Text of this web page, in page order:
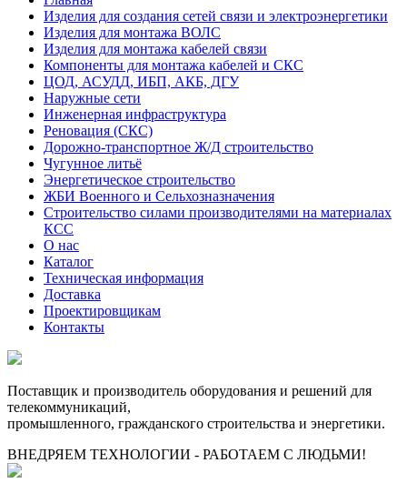
Изделия для создания сетей связи и электроэнергетики
Изделия для монтажа ВОЛС
Изделия для монтажа кабелей связи
Компоненты для монтажа кабелей и СКС
ЦОД, АСУДД, ИБП, АКБ, ДГУ
Наружные сети
Инженерная инфраструктура
Реновация (СКС)
Дорожно-транспортное Ж/Д строительство
Чугунное литьё
Энергетическое строительство
ЖБИ Военного и Сельхозназначения
Строительство силами производителями на материалах
КСС
О нас
Каталог
Техническая информация
Доставка
Проектировщикам
Контакты
Поставщик и производитель оборудования и решений для
телекоммуникаций,
промышленного, гражданского строительства и энергетики.
ВНЕДРЯЕМ ТЕХНОЛОГИИ - РАБОТАЕМ С ЛЮДЬМИ!